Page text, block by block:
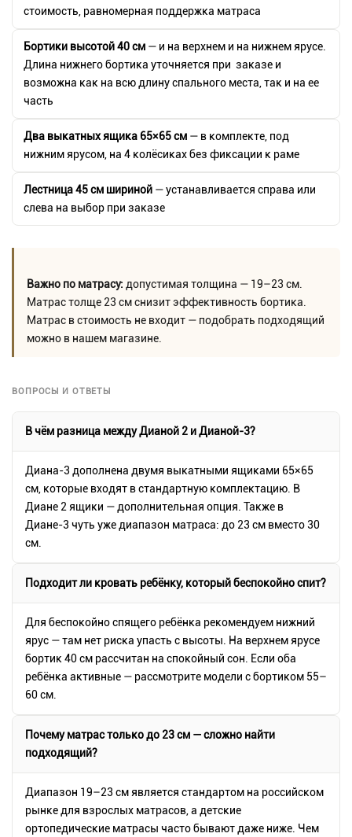
стоимость, равномерная поддержка матраса
Бортики высотой 40 см — и на верхнем и на нижнем ярусе.
Длина нижнего бортика уточняется при заказе и
возможна как на всю длину спального места, так и на ее
часть
Два выкатных ящика 65×65 см — в комплекте, под
нижним ярусом, на 4 колёсиках без фиксации к раме
Лестница 45 см шириной — устанавливается справа или
слева на выбор при заказе
Важно по матрасу: допустимая толщина — 19–23 см.
Матрас толще 23 см снизит эффективность бортика.
Матрас в стоимость не входит — подобрать подходящий
можно в нашем магазине.
ВОПРОСЫ И ОТВЕТЫ
В чём разница между Дианой 2 и Дианой-3?
Диана-3 дополнена двумя выкатными ящиками 65×65
см, которые входят в стандартную комплектацию. В
Диане 2 ящики — дополнительная опция. Также в
Диане-3 чуть уже диапазон матраса: до 23 см вместо 30
см.
Подходит ли кровать ребёнку, который беспокойно спит?
Для беспокойно спящего ребёнка рекомендуем нижний
ярус — там нет риска упасть с высоты. На верхнем ярусе
бортик 40 см рассчитан на спокойный сон. Если оба
ребёнка активные — рассмотрите модели с бортиком 55–
60 см.
Почему матрас только до 23 см — сложно найти
подходящий?
Диапазон 19–23 см является стандартом на российском
рынке для взрослых матрасов, а детские
ортопедические матрасы часто бывают даже ниже. Чем